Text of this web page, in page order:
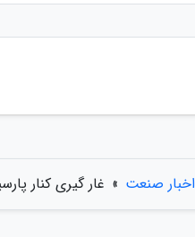
اخبار صنعت » غار گیری کنار